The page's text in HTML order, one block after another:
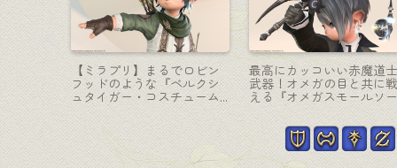
お手紙ちゃんと届いてた！
大切な人と4年ぶりに再会で
きたお話
先に天国へ旅立ってしまっ
たかもしれないあなたへ “
ーモロートで待ってて”